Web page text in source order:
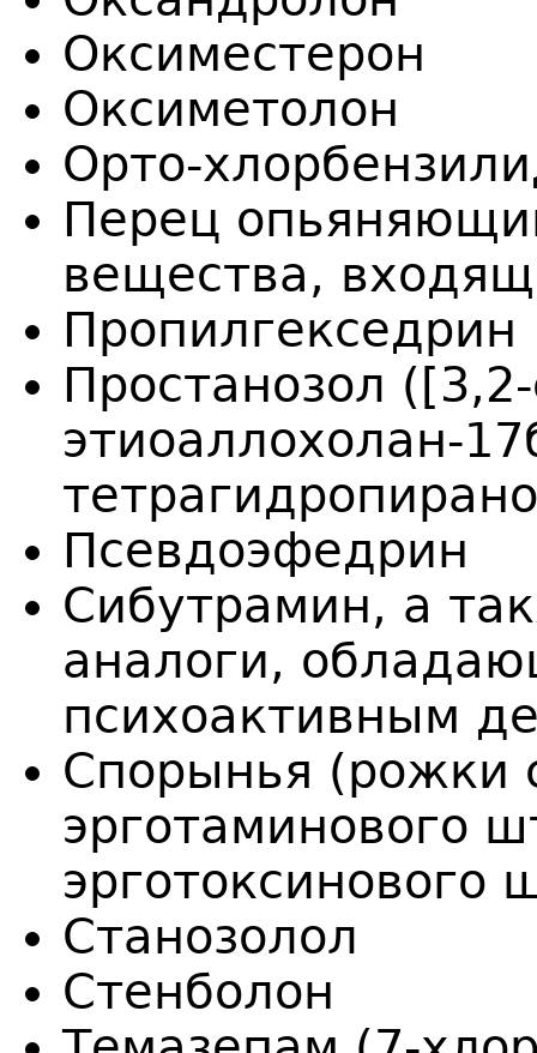
Оксиместерон
Оксиметолон
Орто-
Перец
вещества,
Пропилгекседрин
Простанозол
этиоаллохолан-
Псевдоэфедрин
Сибутрамин, а
аналоги,
психоактивным
Спорынья (рожки
эрготаминового
эрготоксинового
Станозолол
Стенболон